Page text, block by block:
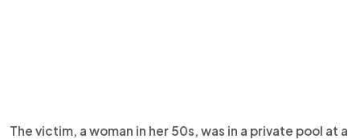
The victim, a woman in her 50s, was in a private pool at a